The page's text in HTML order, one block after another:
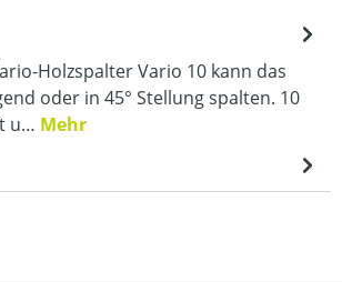
Holzspalter Vario 10 kann das
oder in 45° Stellung spalten. 10
u… Mehr